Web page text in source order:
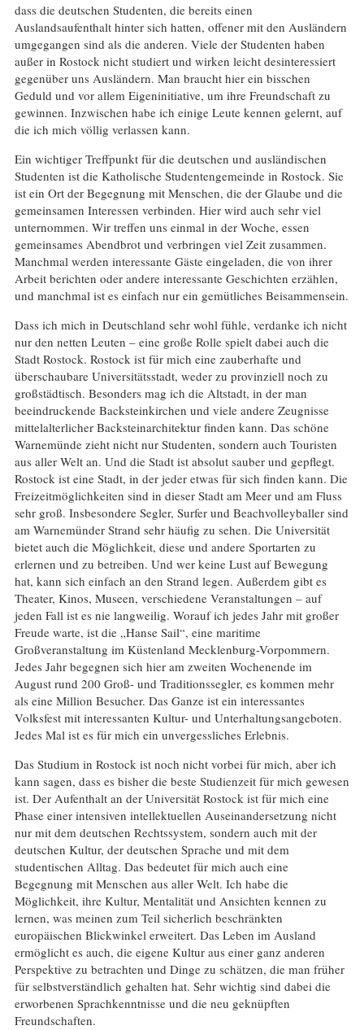
dass die deutschen Studenten, die bereits einen
Auslandsaufenthalt hinter sich hatten, offener mit den Ausländern
umgegangen sind als die anderen. Viele der Studenten haben
außer in Rostock nicht studiert und wirken leicht desinteressiert
gegenüber uns Ausländern. Man braucht hier ein bisschen
Geduld und vor allem Eigeninitiative, um ihre Freundschaft zu
gewinnen. Inzwischen habe ich einige Leute kennen gelernt, auf
die ich mich völlig verlassen kann.
Ein wichtiger Treffpunkt für die deutschen und ausländischen
Studenten ist die Katholische Studentengemeinde in Rostock. Sie
ist ein Ort der Begegnung mit Menschen, die der Glaube und die
gemeinsamen Interessen verbinden. Hier wird auch sehr viel
unternommen. Wir treffen uns einmal in der Woche, essen
gemeinsames Abendbrot und verbringen viel Zeit zusammen.
Manchmal werden interessante Gäste eingeladen, die von ihrer
Arbeit berichten oder andere interessante Geschichten erzählen,
und manchmal ist es einfach nur ein gemütliches Beisammensein.
Dass ich mich in Deutschland sehr wohl fühle, verdanke ich nicht
nur den netten Leuten – eine große Rolle spielt dabei auch die
Stadt Rostock. Rostock ist für mich eine zauberhafte und
überschaubare Universitätsstadt, weder zu provinziell noch zu
großstädtisch. Besonders mag ich die Altstadt, in der man
beeindruckende Backsteinkirchen und viele andere Zeugnisse
mittelalterlicher Backsteinarchitektur finden kann. Das schöne
Warnemünde zieht nicht nur Studenten, sondern auch Touristen
aus aller Welt an. Und die Stadt ist absolut sauber und gepflegt.
Rostock ist eine Stadt, in der jeder etwas für sich finden kann. Die
Freizeitmöglichkeiten sind in dieser Stadt am Meer und am Fluss
sehr groß. Insbesondere Segler, Surfer und Beachvolleyballer sind
am Warnemünder Strand sehr häufig zu sehen. Die Universität
bietet auch die Möglichkeit, diese und andere Sportarten zu
erlernen und zu betreiben. Und wer keine Lust auf Bewegung
hat, kann sich einfach an den Strand legen. Außerdem gibt es
Theater, Kinos, Museen, verschiedene Veranstaltungen – auf
jeden Fall ist es nie langweilig. Worauf ich jedes Jahr mit großer
Freude warte, ist die „Hanse Sail“, eine maritime
Großveranstaltung im Küstenland Mecklenburg-Vorpommern.
Jedes Jahr begegnen sich hier am zweiten Wochenende im
August rund 200 Groß- und Traditionssegler, es kommen mehr
als eine Million Besucher. Das Ganze ist ein interessantes
Volksfest mit interessanten Kultur- und Unterhaltungsangeboten.
Jedes Mal ist es für mich ein unvergessliches Erlebnis.
Das Studium in Rostock ist noch nicht vorbei für mich, aber ich
kann sagen, dass es bisher die beste Studienzeit für mich gewesen
ist. Der Aufenthalt an der Universität Rostock ist für mich eine
Phase einer intensiven intellektuellen Auseinandersetzung nicht
nur mit dem deutschen Rechtssystem, sondern auch mit der
deutschen Kultur, der deutschen Sprache und mit dem
studentischen Alltag. Das bedeutet für mich auch eine
Begegnung mit Menschen aus aller Welt. Ich habe die
Möglichkeit, ihre Kultur, Mentalität und Ansichten kennen zu
lernen, was meinen zum Teil sicherlich beschränkten
europäischen Blickwinkel erweitert. Das Leben im Ausland
ermöglicht es auch, die eigene Kultur aus einer ganz anderen
Perspektive zu betrachten und Dinge zu schätzen, die man früher
für selbstverständlich gehalten hat. Sehr wichtig sind dabei die
erworbenen Sprachkenntnisse und die neu geknüpften
Freundschaften.